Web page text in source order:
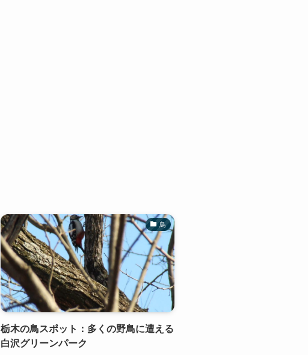
鳥
栃木の鳥スポット：多くの野鳥に遭える
白沢グリーンパーク